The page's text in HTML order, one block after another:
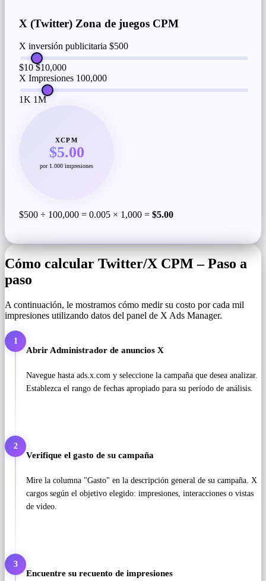
X (Twitter) Zona de juegos CPM
X inversión publicitaria $500
$10 $10,000
X Impresiones 100,000
1K 1M
XCPM
$5.00
por 1.000 impresiones
$500 ÷ 100,000 = 0.005 × 1,000 = $5.00
Cómo calcular Twitter/X CPM – Paso a
paso
A continuación, le mostramos cómo medir su costo por cada mil
impresiones utilizando datos del panel de X Ads Manager.
1
Abrir Administrador de anuncios X
Navegue hasta ads.x.com y seleccione la campaña que desea analizar.
Establezca el rango de fechas apropiado para su período de análisis.
2
Verifique el gasto de su campaña
Mire la columna "Gasto" en la descripción general de su campaña. X
cargos según el objetivo elegido: impresiones, interacciones o vistas
de video.
3
Encuentre su recuento de impresiones